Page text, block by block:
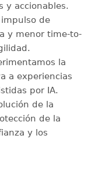
y accionables.
impulso de
y menor time-to-
la
a experiencias
por IA.
de la
de la
y los